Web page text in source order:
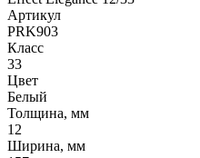
Артикул
PRK903
Класс
33
Цвет
Белый
Толщина, мм
12
Ширина, мм